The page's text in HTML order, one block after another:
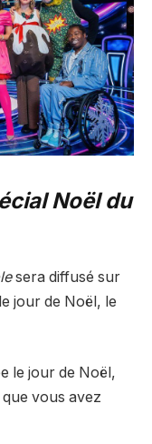
Noël du
sera diffusé sur
jour de Noël, le
le jour de Noël,
vous avez